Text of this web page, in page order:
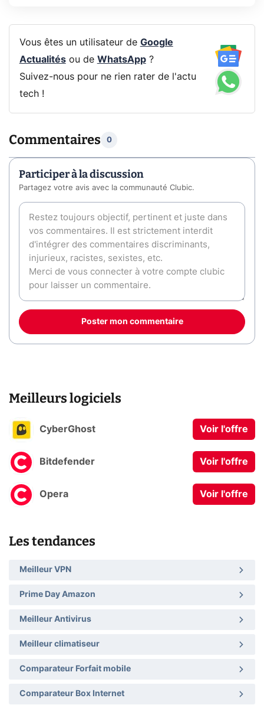
Vous êtes un utilisateur de Google
Actualitésou de WhatsApp?
Suivez-nous pour ne rien rater de l'actu
tech !
Commentaires 0
Participer à la discussion
Partagez votre avis avec la communauté Clubic.
Poster mon commentaire
Meilleurs logiciels
CyberGhost Voir l'offre
Bitdefender Voir l'offre
Opera Voir l'offre
Les tendances
Meilleur VPN
Prime Day Amazon
Meilleur Antivirus
Meilleur climatiseur
Comparateur Forfait mobile
Comparateur Box Internet